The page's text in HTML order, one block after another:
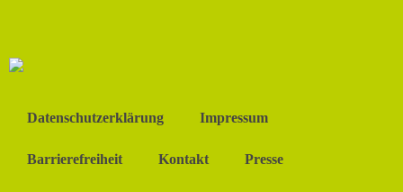
Datenschutzerklärung Impressum
Barrierefreiheit Kontakt Presse